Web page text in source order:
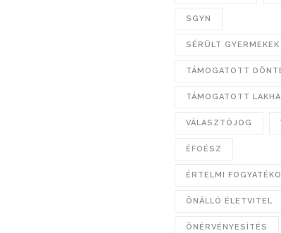
SGYN
SÉRÜLT GYERMEKEK
TÁMOGATOTT
TÁMOGATOTT
VÁLASZTÓJOG
ÉFOÉSZ
ÉRTELMI
ÖNÁLLÓ ÉLETVITEL
ÖNÉRVÉNYESÍTÉS